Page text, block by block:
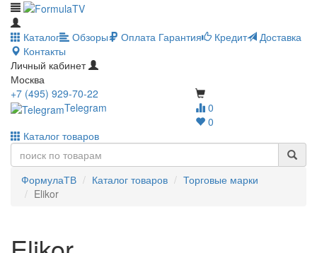
Каталог Обзоры Оплата Гарантия Кредит
Доставка
Контакты
Личный кабинет
Москва
0
0
+7 (495) 929-70-22
Telegram
Каталог товаров
ФормулаТВ Каталог товаров
Торговые марки
Elikor